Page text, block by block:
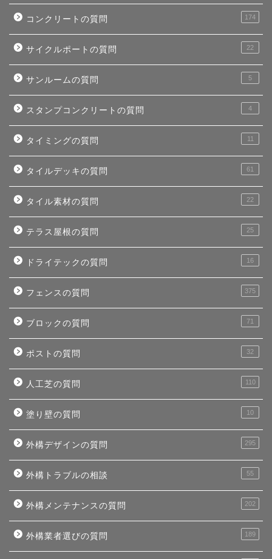
コンクリートの質問 174
サイクルポートの質問 22
サンルームの質問 5
スタンプコンクリートの質問 4
タイミングの質問 11
タイルデッキの質問 61
タイル素材の質問 22
テラス屋根の質問 25
ドライテックの質問 16
フェンスの質問 375
ブロックの質問 71
ポストの質問 32
人工芝の質問 110
塗り壁の質問 10
外構デザインの質問 295
外構トラブルの相談 55
外構メンテナンスの質問 202
外構業者選びの質問 189